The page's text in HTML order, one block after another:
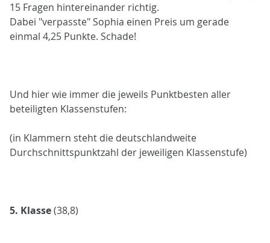
15 Fragen hintereinander richtig.
Dabei "verpasste" Sophia einen Preis um gerade
einmal 4,25 Punkte. Schade!
Und hier wie immer die jeweils Punktbesten aller
beteiligten Klassenstufen:
(in Klammern steht die deutschlandweite
Durchschnittspunktzahl der jeweiligen Klassenstufe)
5. Klasse(38,8)